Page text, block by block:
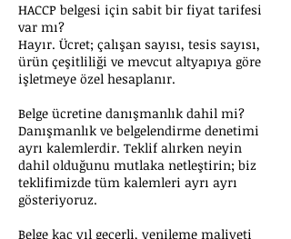
HACCP belgesi için sabit bir fiyat tarifesi
var mı?
Hayır. Ücret; çalışan sayısı, tesis sayısı,
ürün çeşitliliği ve mevcut altyapıya göre
işletmeye özel hesaplanır.
Belge ücretine danışmanlık dahil mi?
Danışmanlık ve belgelendirme denetimi
ayrı kalemlerdir. Teklif alırken neyin
dahil olduğunu mutlaka netleştirin; biz
teklifimizde tüm kalemleri ayrı ayrı
gösteriyoruz.
Belge kaç yıl geçerli, yenileme maliyeti